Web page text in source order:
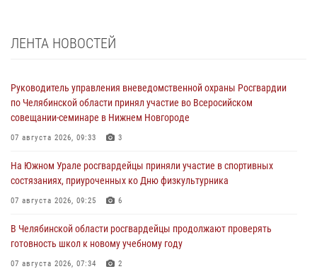
ЛЕНТА НОВОСТЕЙ
Руководитель управления вневедомственной охраны Росгвардии
по Челябинской области принял участие во Всеросийском
совещании-семинаре в Нижнем Новгороде
07 августа 2026, 09:33 3
На Южном Урале росгвардейцы приняли участие в спортивных
состязаниях, приуроченных ко Дню физкультурника
07 августа 2026, 09:25 6
В Челябинской области росгвардейцы продолжают проверять
готовность школ к новому учебному году
07 августа 2026, 07:34 2